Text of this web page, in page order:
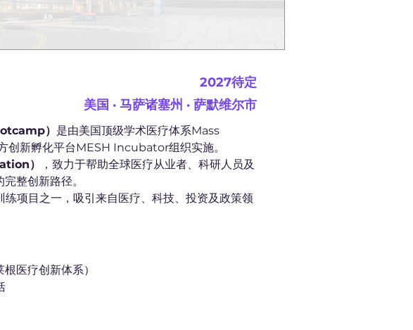
2027待定
美国 · 马萨诸塞州 · 萨默维尔市
） 是由美国顶级学术医疗体系Mass
新孵化平台MESH Incubator组织实施。
）
，致力于帮助全球医疗从业者、科研人员及
完整创新路径。
项目之一，吸引来自医疗、科技、投资及政策领
医疗创新体系）